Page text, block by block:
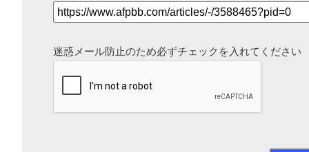
迷惑メール防止のため必ずチェックを入れてください